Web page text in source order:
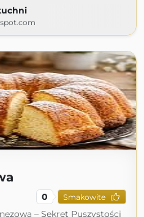
0 Smakowite
– Sekret Puszystości